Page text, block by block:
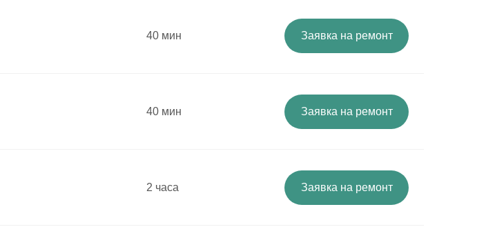
40 мин Заявка на ремонт
40 мин Заявка на ремонт
2 часа Заявка на ремонт